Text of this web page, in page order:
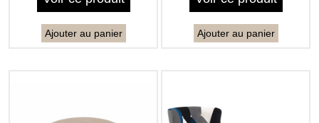
Ajouter au panier Ajouter au panier